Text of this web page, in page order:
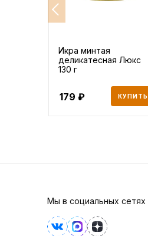
Икра минтая
деликатесная Люкс
130 г
179 КУПИТЬ
Мы в социальных сетях